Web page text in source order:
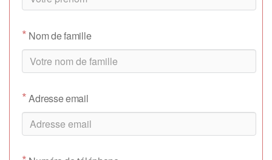
* Nom de famille
*Adresse email